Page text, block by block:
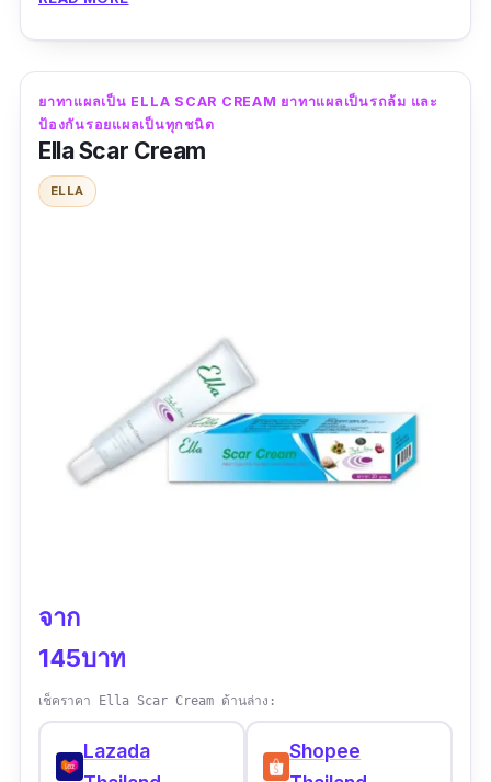
เป็นนูน ๆ จากสิวอ่อนนุ่มและจางลงอย่างเห็นได้ชัด
เป็นยาทาแผลเป็นที่อ่อนโยน ปราศจากแอลกอฮอล์
กลิ่นไม่ฉุน ทำให้เป็นมิตรกับผิวหน้าและผิวกาย ที่
สำคัญช่วยให้รอยดำรอยแดงจากสิวดูดีขึ้นภายใน
4 สัปดาห์
รีวิวจากผู้ใช้จริง:
ยาทาแผลเป็น ELLA SCAR CREAM ยาทาแผลเป็นรถล้ม และ
ป้องกันรอยแผลเป็นทุกชนิด
Ella Scar Cream
ELLA
จาก
145บาท
เช็คราคา Ella Scar Cream ด้านล่าง:
Lazada
Shopee